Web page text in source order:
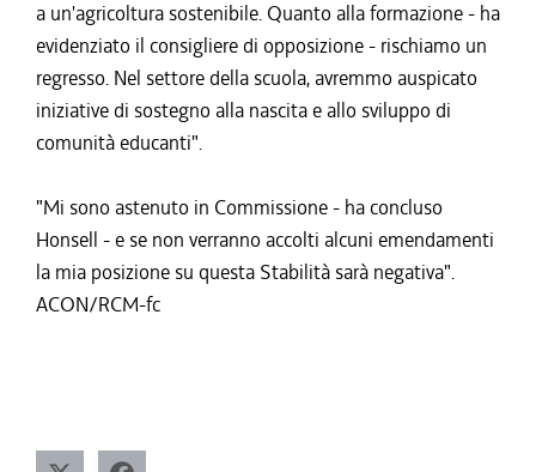
a un'agricoltura sostenibile. Quanto alla formazione - ha
evidenziato il consigliere di opposizione - rischiamo un
regresso. Nel settore della scuola, avremmo auspicato
iniziative di sostegno alla nascita e allo sviluppo di
comunità educanti".
"Mi sono astenuto in Commissione - ha concluso
Honsell - e se non verranno accolti alcuni emendamenti
la mia posizione su questa Stabilità sarà negativa".
ACON/RCM-fc